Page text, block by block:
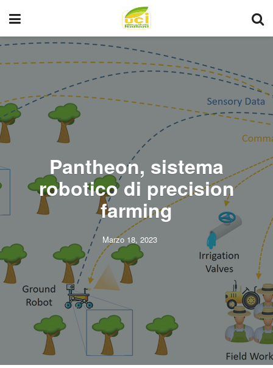
Pantheon, sistema
robotico di precision
farming
Marzo 18, 2023